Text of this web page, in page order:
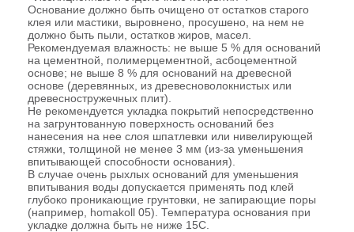
Основание должно быть очищено от остатков старого
клея или мастики, выровнено, просушено, на нем не
должно быть пыли, остатков жиров, масел.
Рекомендуемая влажность: не выше 5 % для оснований
на цементной, полимерцементной, асбоцементной
основе; не выше 8 % для оснований на древесной
основе (деревянных, из древесноволокнистых или
древесностружечных плит).
Не рекомендуется укладка покрытий непосредственно
на загрунтованную поверхность оснований без
нанесения на нее слоя шпатлевки или нивелирующей
стяжки, толщиной не менее 3 мм (из-за уменьшения
впитывающей способности основания).
В случае очень рыхлых оснований для уменьшения
впитывания воды допускается применять под клей
глубоко проникающие грунтовки, не запирающие поры
(например, homakoll 05). Температура основания при
укладке должна быть не ниже 15С.